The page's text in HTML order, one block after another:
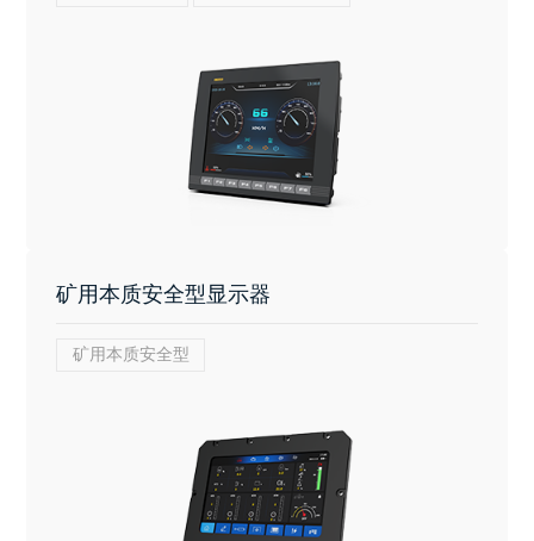
矿用本质安全型显示器
矿用本质安全型